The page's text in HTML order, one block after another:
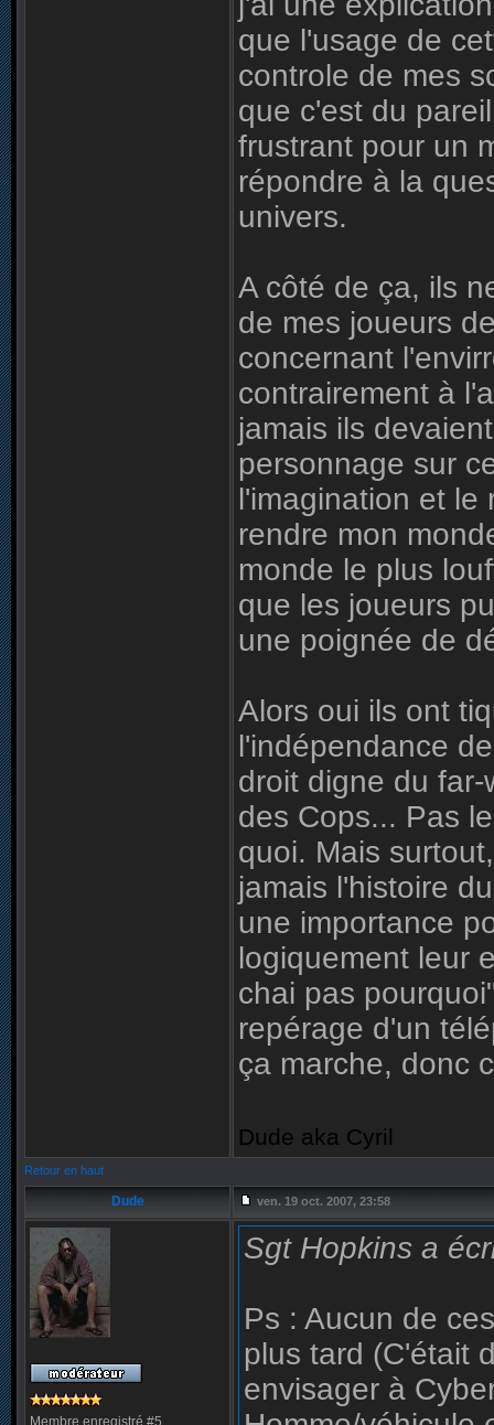
que l'usage de
controle de mes
que c'est du
frustrant pour un
répondre à la
univers.
A côté de ça, ils
de mes joueurs
concernant
contrairement à
jamais ils
personnage sur
l'imagination et le
rendre mon
monde le plus
que les joueurs
une poignée de
Alors oui ils ont
l'indépendance
droit digne du
des Cops... Pas
quoi. Mais
jamais l'histoire
une importance
logiquement leur
chai pas
repérage d'un
ça marche, donc
Dude aka Cyril
Retour en haut
Dude ven. 19 oct. 2007, 23:58
Membre enregistré #5
Sgt Hopkins a
Ps : Aucun de
plus tard (C'était
envisager à